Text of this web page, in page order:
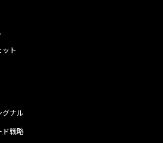
ト
ナル
ド戦略